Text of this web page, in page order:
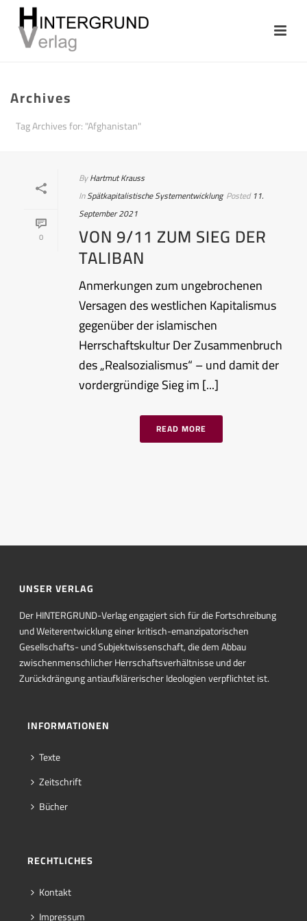
Archives
Tag Archives for: "Afghanistan"
0
ByHartmut Krauss
InSpätkapitalistische Systementwicklung Posted 11.
September 2021
VON 9/11 ZUM SIEG DER
TALIBAN
Anmerkungen zum ungebrochenen
Versagen des westlichen Kapitalismus
gegenüber der islamischen
Herrschaftskultur Der Zusammenbruch
des „Realsozialismus“ – und damit der
vordergründige Sieg im [...]
READ MORE
UNSER VERLAG
Der HINTERGRUND-Verlag engagiert sich für die Fortschreibung
und Weiterentwicklung einer kritisch-emanzipatorischen
Gesellschafts- und Subjektwissenschaft, die dem Abbau
zwischenmenschlicher Herrschaftsverhältnisse und der
Zurückdrängung antiaufklärerischer Ideologien verpflichtet ist.
INFORMATIONEN
Texte
Zeitschrift
Bücher
RECHTLICHES
Kontakt
Impressum